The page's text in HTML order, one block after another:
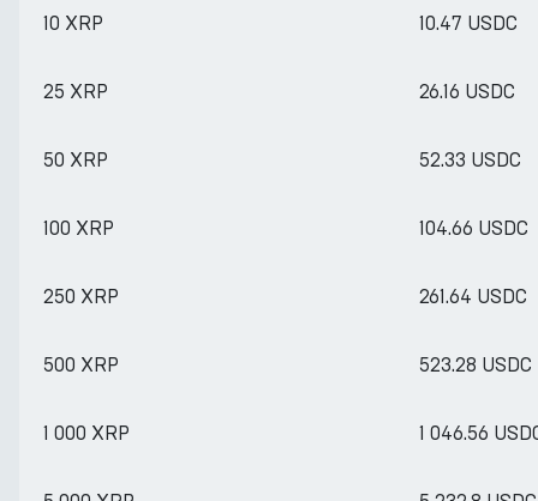
10 XRP 10.47 USDC
25 XRP 26.16 USDC
50 XRP 52.33 USDC
100 XRP 104.66 USDC
250 XRP 261.64 USDC
500 XRP 523.28 USDC
1 000 XRP 1 046.56